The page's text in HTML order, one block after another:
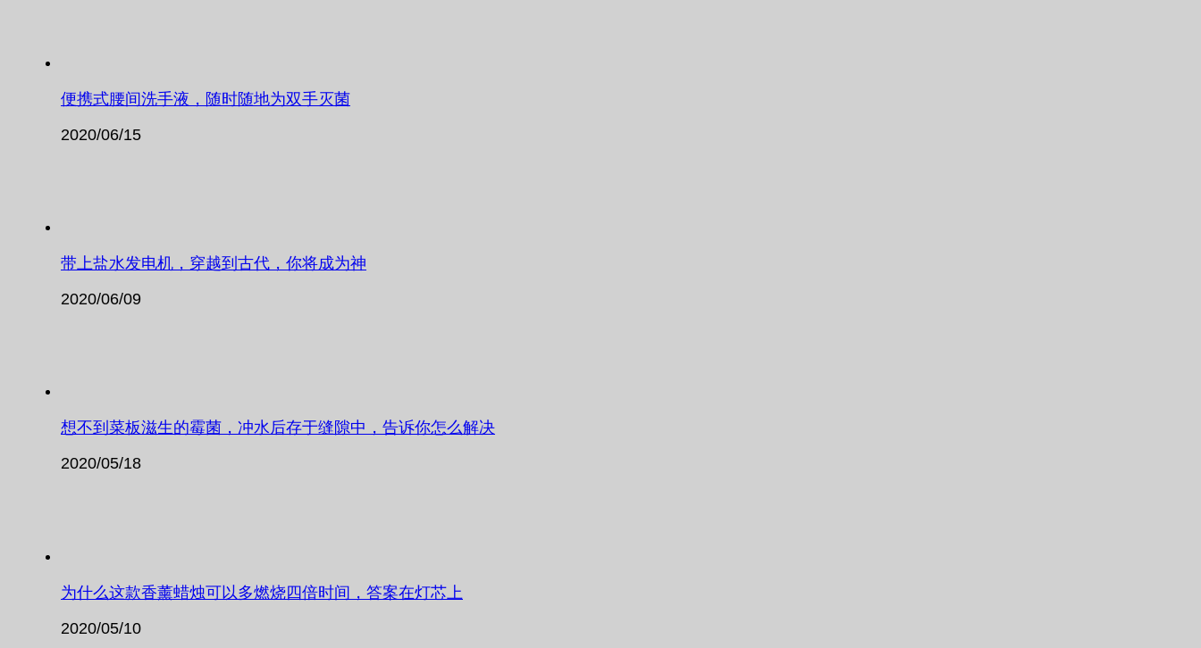
便携式腰间洗手液，随时随地为双手灭菌
2020/06/15
带上盐水发电机，穿越到古代，你将成为神
2020/06/09
想不到菜板滋生的霉菌，冲水后存于缝隙中，告诉你怎么解决
2020/05/18
为什么这款香薰蜡烛可以多燃烧四倍时间，答案在灯芯上
2020/05/10